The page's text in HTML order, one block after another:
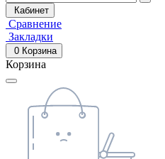
Кабинет
Сравнение
Закладки
0 Корзина
Корзина